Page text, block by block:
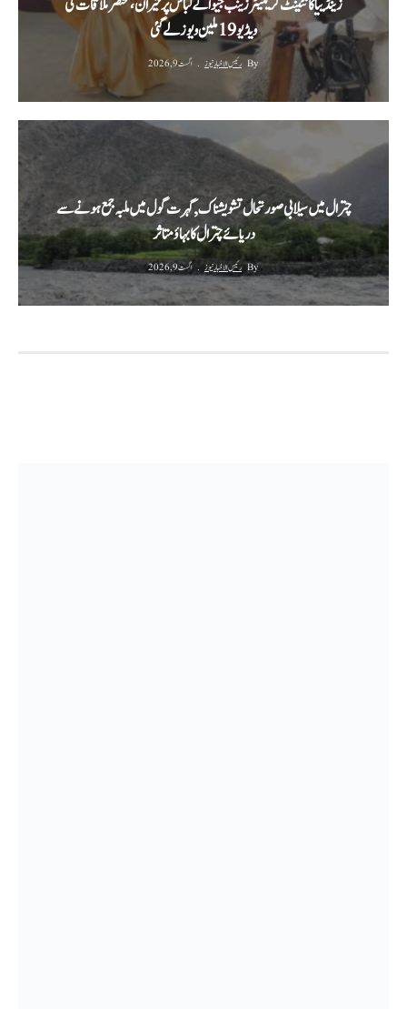
زینڈییا کانٹینٹ کریئیٹر زینب جیوا کے لباس پر حیران، مختصر ملاقات کی
ویڈیو 19 ملین ویوز لے گئی
By رئیس الاخبار نیوز اگست 9, 2026
چترال میں سیلابی صورتحال تشویشناک,گہرت گول میں ملبہ جمع ہونے سے
دریائے چترال کا بہاؤ متاثر
By رئیس الاخبار نیوز اگست 9, 2026